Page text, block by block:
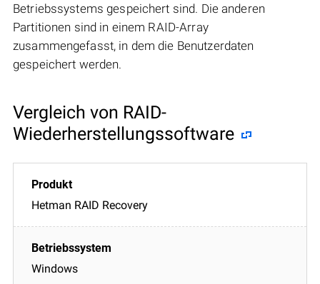
Betriebssystems gespeichert sind. Die anderen
Partitionen sind in einem RAID-Array
zusammengefasst, in dem die Benutzerdaten
gespeichert werden.
Vergleich von RAID-
Wiederherstellungssoftware
Hetman RAID Recovery
Windows